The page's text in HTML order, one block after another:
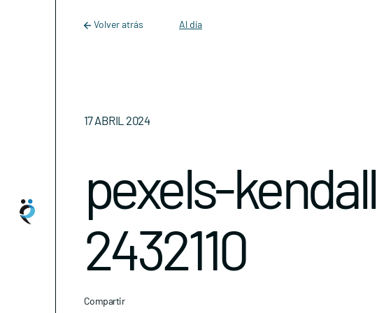
Main Navigation
Volver atrás Al día
17 ABRIL 2024
pexels-
2432110
Compartir